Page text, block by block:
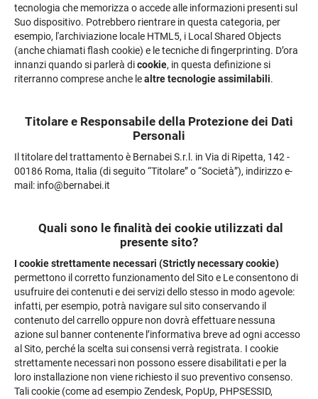
tecnologia che memorizza o accede alle informazioni presenti sul
Suo dispositivo. Potrebbero rientrare in questa categoria, per
esempio, l'archiviazione locale HTML5, i Local Shared Objects
(anche chiamati flash cookie) e le tecniche di fingerprinting. D’ora
innanzi quando si parlerà dicookie, in questa definizione si
riterranno comprese anche lealtre tecnologie assimilabili.
Titolare e Responsabile della Protezione dei Dati
Personali
Il titolare del trattamento è Bernabei S.r.l. in Via di Ripetta, 142 -
00186 Roma, Italia (di seguito “Titolare” o “Società”), indirizzo e-
mail: info@bernabei.it
Quali sono le finalità dei cookie utilizzati dal
presente sito?
I cookie strettamente necessari (Strictly necessary cookie)
permettono il corretto funzionamento del Sito e Le consentono di
usufruire dei contenuti e dei servizi dello stesso in modo agevole:
infatti, per esempio, potrà navigare sul sito conservando il
contenuto del carrello oppure non dovrà effettuare nessuna
azione sul banner contenente l’informativa breve ad ogni accesso
al Sito, perché la scelta sui consensi verrà registrata. I cookie
strettamente necessari non possono essere disabilitati e per la
loro installazione non viene richiesto il suo preventivo consenso.
Tali cookie (come ad esempio Zendesk, PopUp, PHPSESSID,